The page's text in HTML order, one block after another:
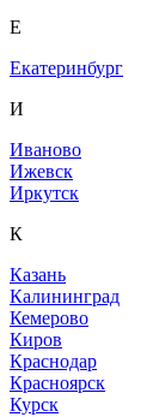
Е
Екатеринбург
И
Иваново
Ижевск
Иркутск
К
Казань
Калининград
Кемерово
Киров
Краснодар
Красноярск
Курск